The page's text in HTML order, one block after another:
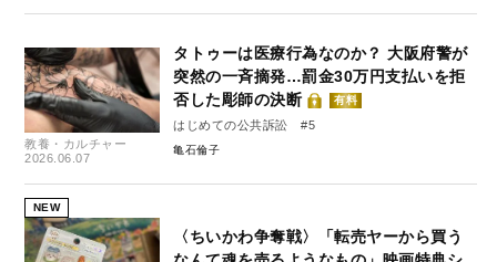
教養・カルチャー
2026.06.07
タトゥーは医療行為なのか？ 大阪府警が
突然の一斉摘発…罰金30万円支払いを拒
否した彫師の決断
有料
はじめての公共訴訟 #5
亀石倫子
NEW
〈ちいかわ争奪戦〉「転売ヤーから買う